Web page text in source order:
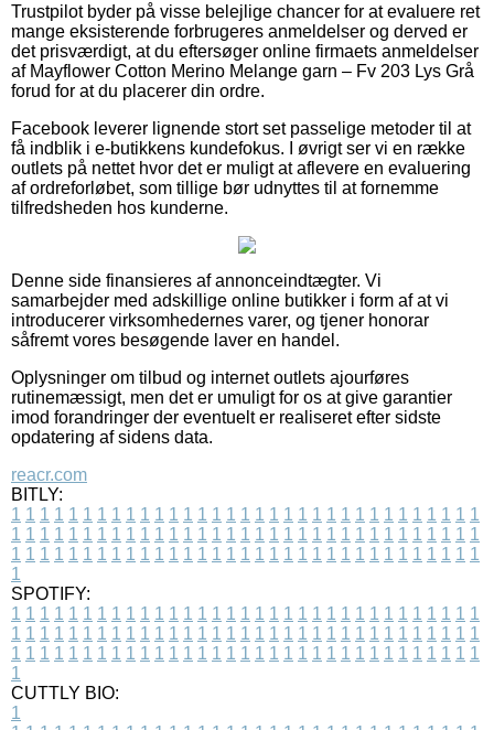
Trustpilot byder på visse belejlige chancer for at evaluere ret
mange eksisterende forbrugeres anmeldelser og derved er
det prisværdigt, at du eftersøger online firmaets anmeldelser
af Mayflower Cotton Merino Melange garn – Fv 203 Lys Grå
forud for at du placerer din ordre.
Facebook leverer lignende stort set passelige metoder til at
få indblik i e-butikkens kundefokus. I øvrigt ser vi en række
outlets på nettet hvor det er muligt at aflevere en evaluering
af ordreforløbet, som tillige bør udnyttes til at fornemme
tilfredsheden hos kunderne.
Denne side finansieres af annonceindtægter. Vi
samarbejder med adskillige online butikker i form af at vi
introducerer virksomhedernes varer, og tjener honorar
såfremt vores besøgende laver en handel.
Oplysninger om tilbud og internet outlets ajourføres
rutinemæssigt, men det er umuligt for os at give garantier
imod forandringer der eventuelt er realiseret efter sidste
opdatering af sidens data.
reacr.com
BITLY:
1 1 1 1 1 1 1 1 1 1 1 1 1 1 1 1 1 1 1 1 1 1 1 1 1 1 1 1 1 1 1 1 1
1 1 1 1 1 1 1 1 1 1 1 1 1 1 1 1 1 1 1 1 1 1 1 1 1 1 1 1 1 1 1 1 1
1 1 1 1 1 1 1 1 1 1 1 1 1 1 1 1 1 1 1 1 1 1 1 1 1 1 1 1 1 1 1 1 1
1
SPOTIFY:
1 1 1 1 1 1 1 1 1 1 1 1 1 1 1 1 1 1 1 1 1 1 1 1 1 1 1 1 1 1 1 1 1
1 1 1 1 1 1 1 1 1 1 1 1 1 1 1 1 1 1 1 1 1 1 1 1 1 1 1 1 1 1 1 1 1
1 1 1 1 1 1 1 1 1 1 1 1 1 1 1 1 1 1 1 1 1 1 1 1 1 1 1 1 1 1 1 1 1
1
CUTTLY BIO:
1